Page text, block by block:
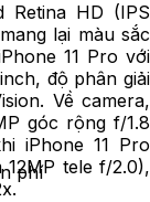
Retina HD (IPS
lại màu sắc
11 Pro với
độ phân giải
Về camera,
góc rộng f/1.8
iPhone 11 Pro
tele f/2.0),
phí